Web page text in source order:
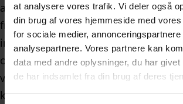
at analysere vores trafik. Vi deler også
din brug af vores hjemmeside med
for sociale medier, annonceringspartnere
analysepartnere. Vores partnere kan
data med andre oplysninger, du har
de har indsamlet fra din brug af deres
avancerede glastyper på markedet.
fra laboratorieudstyr til
industrielle installationer,
optiske systemer – og især
vundet international anerkendelse
klarhed og modstandsdygtighed.